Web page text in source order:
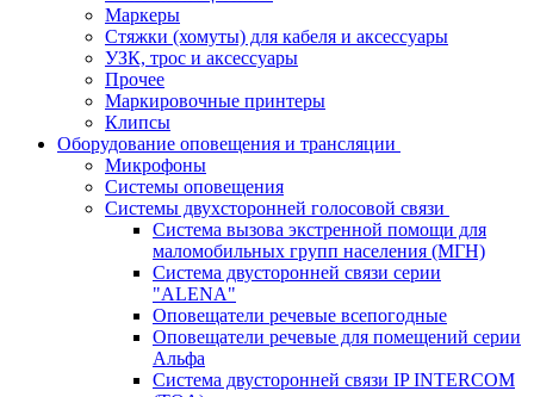
Маркеры
Стяжки (хомуты) для кабеля и аксессуары
УЗК, трос и аксессуары
Прочее
Маркировочные принтеры
Клипсы
Оборудование оповещения и трансляции
Микрофоны
Системы оповещения
Системы двухсторонней голосовой связи
Система вызова экстренной помощи для
маломобильных групп населения (МГН)
Система двусторонней связи серии
"ALENA"
Оповещатели речевые всепогодные
Оповещатели речевые для помещений серии
Альфа
Система двусторонней связи IP INTERCOM